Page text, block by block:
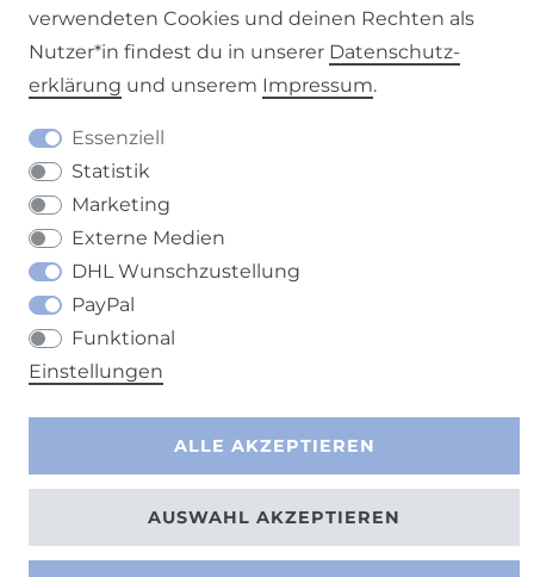
VERTRAG WIDERRUFEN
verwendeten Cookies und deinen Rechten als
Nutzer*in findest du in unserer Daten­schutz­
erklärung und unserem Impressum.
Essenziell
Statistik
Marketing
Externe Medien
DHL Wunschzustellung
PayPal
Funktional
Einstellungen
ALLE AKZEPTIEREN
AUSWAHL AKZEPTIEREN